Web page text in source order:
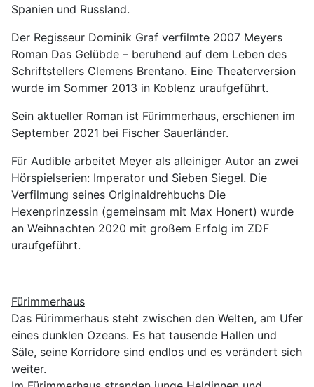
Spanien und Russland.
Der Regisseur Dominik Graf verfilmte 2007 Meyers
Roman Das Gelübde – beruhend auf dem Leben des
Schriftstellers Clemens Brentano. Eine Theaterversion
wurde im Sommer 2013 in Koblenz uraufgeführt.
Sein aktueller Roman ist Fürimmerhaus, erschienen im
September 2021 bei Fischer Sauerländer.
Für Audible arbeitet Meyer als alleiniger Autor an zwei
Hörspielserien: Imperator und Sieben Siegel. Die
Verfilmung seines Originaldrehbuchs Die
Hexenprinzessin (gemeinsam mit Max Honert) wurde
an Weihnachten 2020 mit großem Erfolg im ZDF
uraufgeführt.
Fürimmerhaus
Das Fürimmerhaus steht zwischen den Welten, am Ufer
eines dunklen Ozeans. Es hat tausende Hallen und
Säle, seine Korridore sind endlos und es verändert sich
weiter.